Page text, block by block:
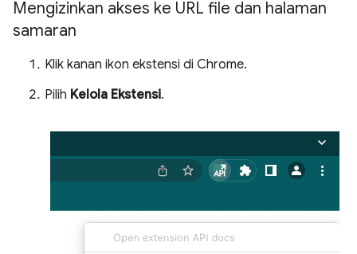
Mengizinkan akses ke URL file dan halaman
samaran
Klik kanan ikon ekstensi di Chrome.
Pilih Kelola Ekstensi.